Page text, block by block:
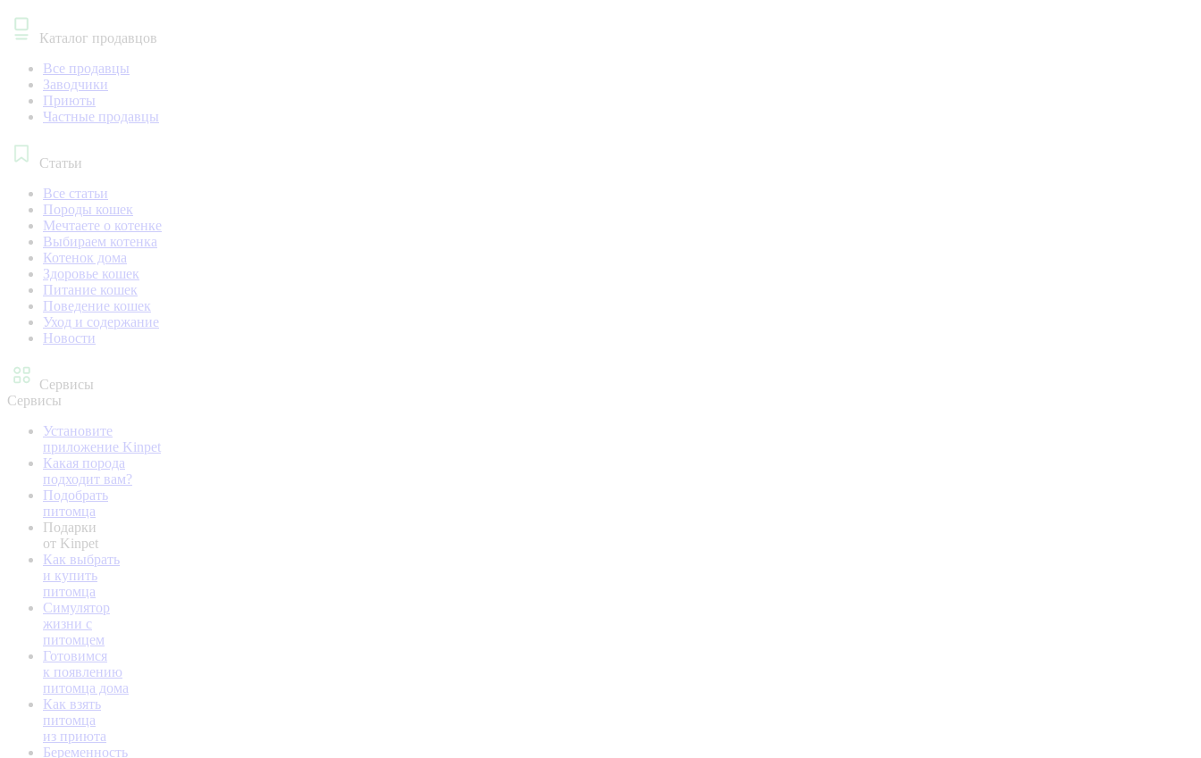
Каталог продавцов
Все продавцы
Заводчики
Приюты
Частные продавцы
Статьи
Все статьи
Породы кошек
Мечтаете о котенке
Выбираем котенка
Котенок дома
Здоровье кошек
Питание кошек
Поведение кошек
Уход и содержание
Новости
Сервисы
Сервисы
Установите
приложение Kinpet
Какая порода
подходит вам?
Подобрать
питомца
Подарки
от Kinpet
Как выбрать
и купить
питомца
Симулятор
жизни с
питомцем
Готовимся
к появлению
питомца дома
Как взять
питомца
из приюта
Беременность